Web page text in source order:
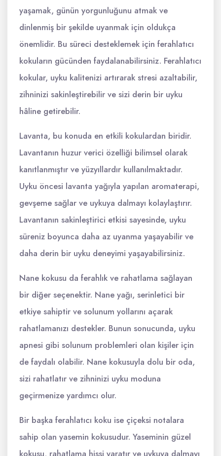
yaşamak, günün yorgunluğunu atmak ve
dinlenmiş bir şekilde uyanmak için oldukça
önemlidir. Bu süreci desteklemek için ferahlatıcı
kokuların gücünden faydalanabilirsiniz. Ferahlatıcı
kokular, uyku kalitenizi artırarak stresi azaltabilir,
zihninizi sakinleştirebilir ve sizi derin bir uyku
hâline getirebilir.
Lavanta, bu konuda en etkili kokulardan biridir.
Lavantanın huzur verici özelliği bilimsel olarak
kanıtlanmıştır ve yüzyıllardır kullanılmaktadır.
Uyku öncesi lavanta yağıyla yapılan aromaterapi,
gevşeme sağlar ve uykuya dalmayı kolaylaştırır.
Lavantanın sakinleştirici etkisi sayesinde, uyku
süreniz boyunca daha az uyanma yaşayabilir ve
daha derin bir uyku deneyimi yaşayabilirsiniz.
Nane kokusu da ferahlık ve rahatlama sağlayan
bir diğer seçenektir. Nane yağı, serinletici bir
etkiye sahiptir ve solunum yollarını açarak
rahatlamanızı destekler. Bunun sonucunda, uyku
apnesi gibi solunum problemleri olan kişiler için
de faydalı olabilir. Nane kokusuyla dolu bir oda,
sizi rahatlatır ve zihninizi uyku moduna
geçirmenize yardımcı olur.
Bir başka ferahlatıcı koku ise çiçeksi notalara
sahip olan yasemin kokusudur. Yaseminin güzel
kokusu, rahatlama hissi yaratır ve uykuya dalmayı